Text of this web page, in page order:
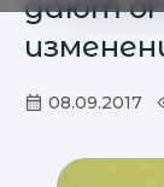
дают
08.09.2017